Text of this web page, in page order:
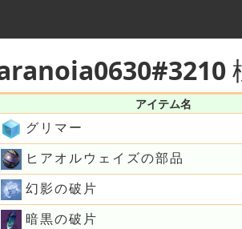
アイテム名
グリマー
ヒアオルウェイズの部品
幻影の破片
暗黒の破片